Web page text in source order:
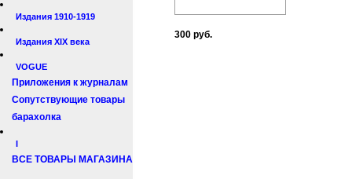
Издания 1910-1919
Издания XIX века
VOGUE
Приложения к журналам
Сопутствующие товары
барахолка
I
ВСЕ ТОВАРЫ МАГАЗИНА
300 руб.